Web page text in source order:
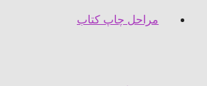
مراحل چاپ کتاب